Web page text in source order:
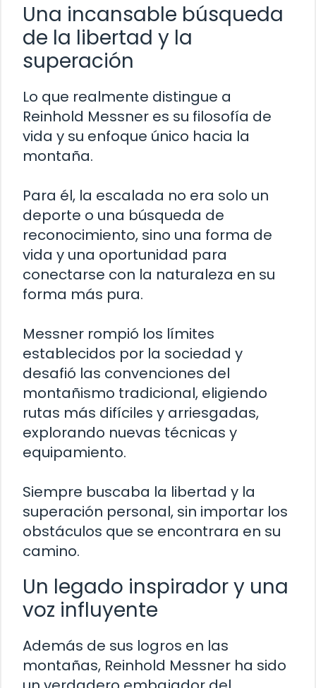
Una incansable búsqueda
de la libertad y la
superación
Lo que realmente distingue a
Reinhold Messner es su filosofía de
vida y su enfoque único hacia la
montaña.
Para él, la escalada no era solo un
deporte o una búsqueda de
reconocimiento, sino una forma de
vida y una oportunidad para
conectarse con la naturaleza en su
forma más pura.
Messner rompió los límites
establecidos por la sociedad y
desafió las convenciones del
montañismo tradicional, eligiendo
rutas más difíciles y arriesgadas,
explorando nuevas técnicas y
equipamiento.
Siempre buscaba la libertad y la
superación personal, sin importar los
obstáculos que se encontrara en su
camino.
Un legado inspirador y una
voz influyente
Además de sus logros en las
montañas, Reinhold Messner ha sido